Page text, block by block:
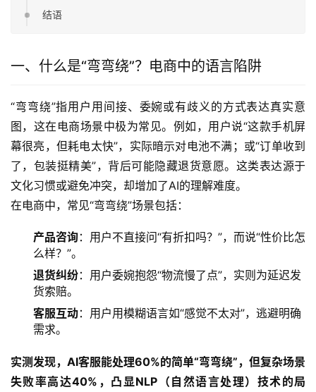
结语
一、什么是“弯弯绕”？电商中的语言陷阱
“弯弯绕”指用户用间接、委婉或有歧义的方式表达真实意
图，这在电商场景中极为常见。例如，用户说“这款手机屏
幕很亮，但耗电太快”，实际暗示对电池不满；或“订单收到
了，包装挺精美”，背后可能隐藏退货意愿。这类表达源于
文化习惯或避免冲突，却增加了AI的理解难度。
在电商中，常见“弯弯绕”场景包括：
产品咨询：用户不直接问“有折扣吗？”，而说“性价比怎
么样？”。
退货纠纷：用户委婉抱怨“物流慢了点”，实则为延迟发
货索赔。
客服互动：用户用模糊语言如“感觉不太对”，逃避明确
需求。
实测发现，AI客服能处理60%的简单“弯弯绕”，但复杂场景
失败率高达40%，凸显NLP（自然语言处理）技术的局